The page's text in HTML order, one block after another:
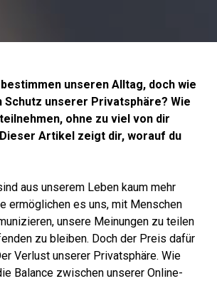
unseren Alltag, doch wie
Schutz unserer Privatsphäre? Wie
ohne zu viel von dir
Artikel zeigt dir, worauf du
aus unserem Leben kaum mehr
ermöglichen es uns, mit Menschen
unsere Meinungen zu teilen
zu bleiben. Doch der Preis dafür
Verlust unserer Privatsphäre. Wie
Balance zwischen unserer Online-